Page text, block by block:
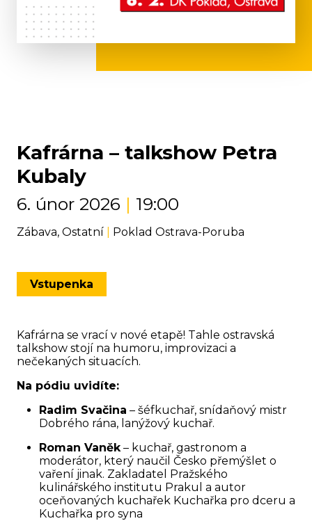
Kafrárna – talkshow Petra
Kubaly
6. únor 2026 | 19:00
Zábava, Ostatní Poklad Ostrava-Poruba
Vstupenka
Kafrárna se vrací v nové etapě! Tahle ostravská
talkshow stojí na humoru, improvizaci a
nečekaných situacích.
Na pódiu uvidíte:
Radim Svačina – šéfkuchař, snídaňový mistr
Dobrého rána, lanýžový kuchař.
Roman Vaněk– kuchař, gastronom a
moderátor, který naučil Česko přemýšlet o
vaření jinak. Zakladatel Pražského
kulinářského institutu Prakul a autor
oceňovaných kuchařek Kuchařka pro dceru a
Kuchařka pro syna